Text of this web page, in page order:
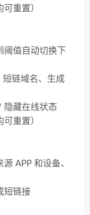
重置）
阈值自动切换下
短链域名、生成
隐藏在线状态
重置）
APP 和设备、
短链接